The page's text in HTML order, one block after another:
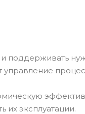
и поддерживать
управление
их эксплуатации.